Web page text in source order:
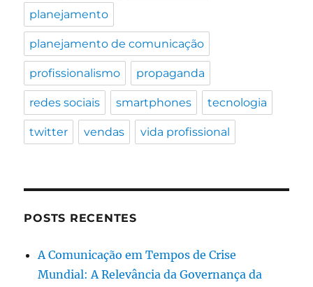
planejamento
planejamento de comunicação
profissionalismo propaganda
redes sociais smartphones tecnologia
twitter vendas vida profissional
POSTS RECENTES
A Comunicação em Tempos de Crise
Mundial: A Relevância da Governança da